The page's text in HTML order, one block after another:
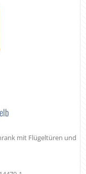
mit Flügeltüren und